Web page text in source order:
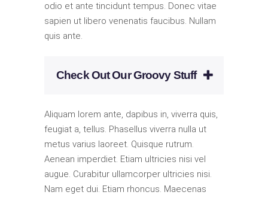
odio et ante tincidunt tempus. Donec vitae
sapien ut libero venenatis faucibus. Nullam
quis ante.
Check Out Our Groovy Stuff
Aliquam lorem ante, dapibus in, viverra quis,
feugiat a, tellus. Phasellus viverra nulla ut
metus varius laoreet. Quisque rutrum.
Aenean imperdiet. Etiam ultricies nisi vel
augue. Curabitur ullamcorper ultricies nisi.
Nam eget dui. Etiam rhoncus. Maecenas